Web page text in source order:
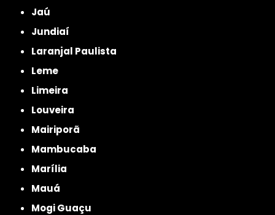
Jaú
Jundiaí
Laranjal Paulista
Leme
Limeira
Louveira
Mairiporã
Mambucaba
Marília
Mauá
Mogi Guaçu